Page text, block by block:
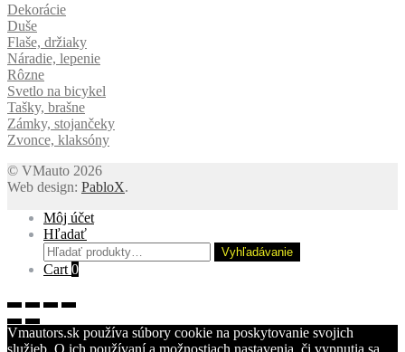
Dekorácie
Duše
Flaše, držiaky
Náradie, lepenie
Rôzne
Svetlo na bicykel
Tašky, brašne
Zámky, stojančeky
Zvonce, klaksóny
© VMauto 2026
Web design: PabloX.
Môj účet
Hľadať
Hľadať:
Vyhľadávanie
Cart 0
Vmautors.sk používa súbory cookie na poskytovanie svojich
služieb. O ich používaní a možnostiach nastavenia, či vypnutia sa